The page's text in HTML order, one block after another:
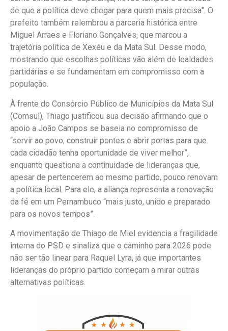
de que a política deve chegar para quem mais precisa”. O
prefeito também relembrou a parceria histórica entre
Miguel Arraes e Floriano Gonçalves, que marcou a
trajetória política de Xexéu e da Mata Sul. Desse modo,
mostrando que escolhas políticas vão além de lealdades
partidárias e se fundamentam em compromisso com a
população.
À frente do Consórcio Público de Municípios da Mata Sul
(Comsul), Thiago justificou sua decisão afirmando que o
apoio a João Campos se baseia no compromisso de
“servir ao povo, construir pontes e abrir portas para que
cada cidadão tenha oportunidade de viver melhor”,
enquanto questiona a continuidade de lideranças que,
apesar de pertencerem ao mesmo partido, pouco renovam
a política local. Para ele, a aliança representa a renovação
da fé em um Pernambuco “mais justo, unido e preparado
para os novos tempos”.
A movimentação de Thiago de Miel evidencia a fragilidade
interna do PSD e sinaliza que o caminho para 2026 pode
não ser tão linear para Raquel Lyra, já que importantes
lideranças do próprio partido começam a mirar outras
alternativas políticas.